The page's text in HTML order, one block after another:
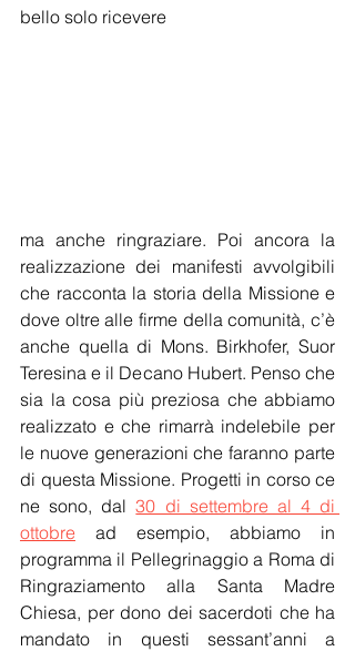
bello solo ricevere
ma anche ringraziare. Poi ancora la
realizzazione dei manifesti avvolgibili
che racconta la storia della Missione e
dove oltre alle firme della comunità, c’è
anche quella di Mons. Birkhofer, Suor
Teresina e il Decano Hubert. Penso che
sia la cosa più preziosa che abbiamo
realizzato e che rimarrà indelebile per
le nuove generazioni che faranno parte
di questa Missione. Progetti in corso ce
ne sono, dal 30 di settembre al 4 di
ottobre ad esempio, abbiamo in
programma il Pellegrinaggio a Roma di
Ringraziamento alla Santa Madre
Chiesa, per dono dei sacerdoti che ha
mandato in questi sessant’anni a